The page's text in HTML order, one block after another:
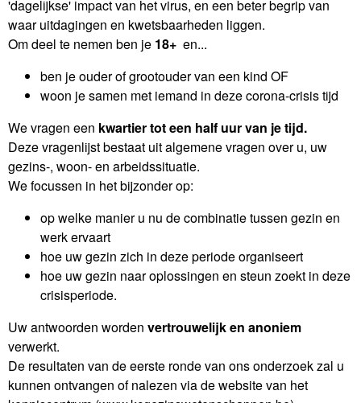
'dagelijkse' impact van het virus, en een beter begrip van
waar uitdagingen en kwetsbaarheden liggen.
Om deel te nemen ben je 18+ en...
ben je ouder of grootouder van een kind OF
woon je samen met iemand in deze corona-crisis tijd
We vragen een kwartier tot een half uur van je tijd.
Deze vragenlijst bestaat uit algemene vragen over u, uw
gezins-, woon- en arbeidssituatie.
We focussen in het bijzonder op:
op welke manier u nu de combinatie tussen gezin en
werk ervaart
hoe uw gezin zich in deze periode organiseert
hoe uw gezin naar oplossingen en steun zoekt in deze
crisisperiode.
Uw antwoorden worden vertrouwelijk en anoniem
verwerkt.
De resultaten van de eerste ronde van ons onderzoek zal u
kunnen ontvangen of nalezen via de website van het